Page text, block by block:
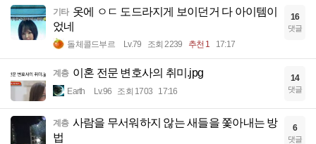
기타 옷에 ㅇㄷ 도드라지게 보이던거 다 아이템이
었네
돌체콜드부르 Lv.79 조회 2239 추천 1 17:17
16
댓글
계층 이혼 전문 변호사의 취미.jpg
Earth Lv.96 조회 1703 17:16
14
댓글
계층 사람을 무서워하지 않는 새들을 쫓아내는 방
법
6
댓글